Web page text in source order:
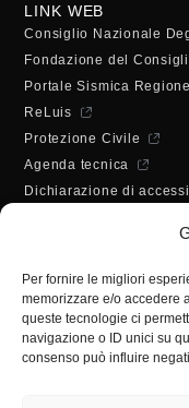
Per fornire le migliori
memorizzare e/o accedere
queste tecnologie ci
navigazione o ID unici su
consenso può influire
LINK WEB
Consiglio Nazionale
Fondazione del
Portale Sismica
ReLuis
Protezione Civile
Agenda tecnica
Dichiarazione di
Lunedì - Mercoledì -
Martedì - Giovedì:
10:00 - 12:00 / 14:30 -
SEGRETERIA